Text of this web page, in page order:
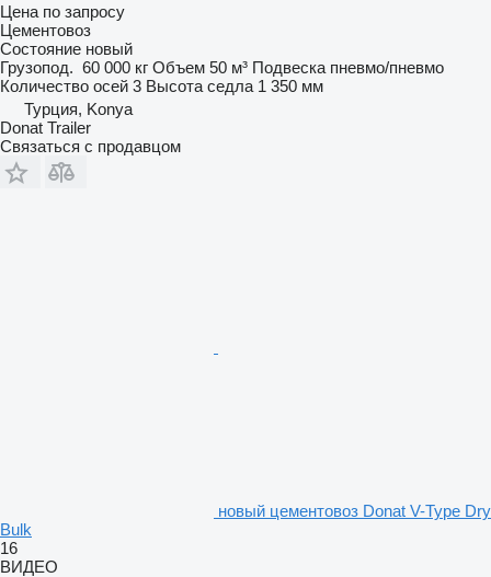
Цена по запросу
Цементовоз
Состояние новый
Грузопод. 60 000 кг Объем 50 м³ Подвеска пневмо/пневмо
Количество осей 3 Высота седла 1 350 мм
Турция, Konya
Donat Trailer
Связаться с продавцом
новый цементовоз Donat V-Type Dry
Bulk
16
ВИДЕО